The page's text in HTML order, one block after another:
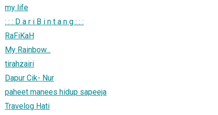
my life
: : : D a r i B i n t a n g : : :
RaFiKaH
My Rainbow...
tirahzairi
Dapur Cik- Nur
paheet manees hidup sapeeja
Travelog Hati